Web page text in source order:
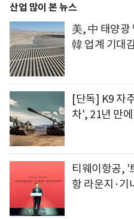
산업 많이 본 뉴스
美, 中 태양
韓 업계 기대
[단독] K9 자
차', 21년 만
티웨이항공,
항 라운지·기